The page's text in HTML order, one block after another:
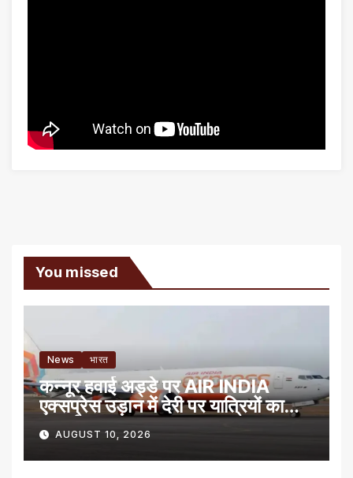
You missed
News भारत
कन्नूर हवाई अड्डे पर AIR INDIA
एक्सप्रेस उड़ान में देरी पर यात्रियों का
प्रदर्शन
AUGUST 10, 2026